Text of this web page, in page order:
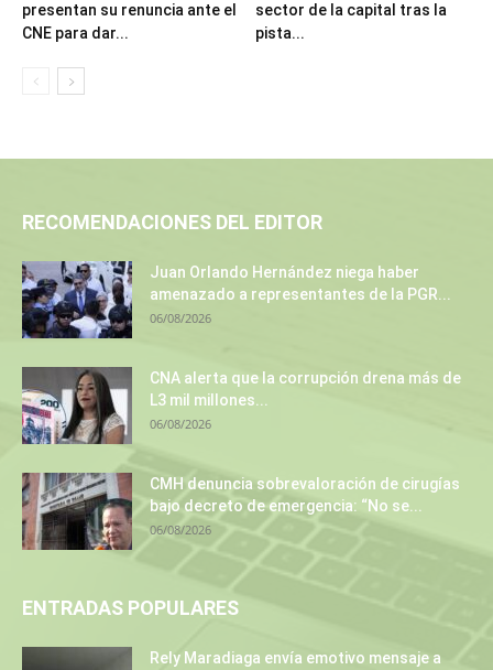
presentan su renuncia ante el
CNE para dar...
sector de la capital tras la
pista...
RECOMENDACIONES DEL EDITOR
Juan Orlando Hernández niega haber
amenazado a representantes de la PGR...
06/08/2026
CNA alerta que la corrupción drena más de
L3 mil millones...
06/08/2026
CMH denuncia sobrevaloración de cirugías
bajo decreto de emergencia: “No se...
06/08/2026
ENTRADAS POPULARES
Rely Maradiaga envía emotivo mensaje a